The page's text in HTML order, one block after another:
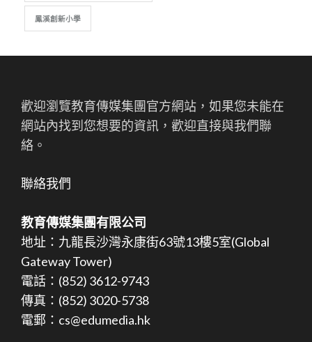
鳳溪創新小學
歡迎瀏覽教育傳媒集團官方網站，如果您未能在
網站內找到您想要的資訊，歡迎直接與我們聯
絡。
聯絡我們
教育傳媒集團有限公司
地址：九龍長沙灣永康街63號13樓5室(Global
Gateway Tower)
電話：(852) 3612-9743
傳真：(852) 3020-5738
電郵：cs@edumedia.hk